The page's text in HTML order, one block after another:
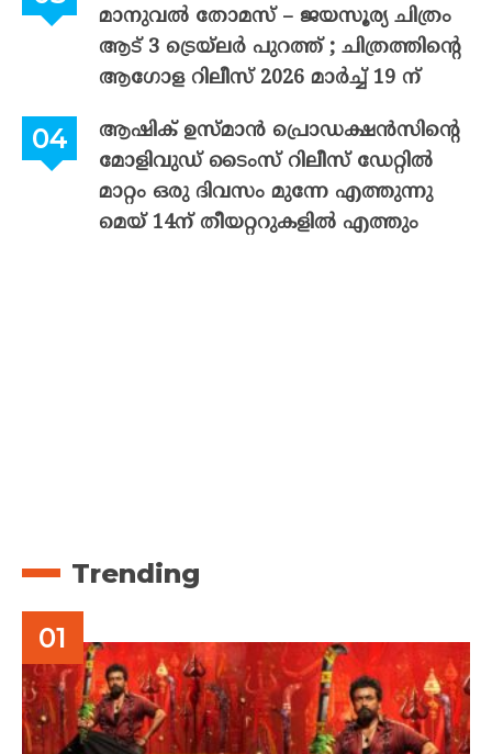
മാനുവൽ തോമസ് – ജയസൂര്യ ചിത്രം
ആട് 3 ട്രെയ്‌ലർ പുറത്ത് ; ചിത്രത്തിന്റെ
ആഗോള റിലീസ് 2026 മാർച്ച് 19 ന്
ആഷിക് ഉസ്മാൻ പ്രൊഡക്ഷൻസിന്റെ
മോളിവുഡ് ടൈംസ് റിലീസ് ഡേറ്റിൽ
മാറ്റം ഒരു ദിവസം മുന്നേ എത്തുന്നു
മെയ് 14ന് തീയറ്ററുകളിൽ എത്തും
Trending